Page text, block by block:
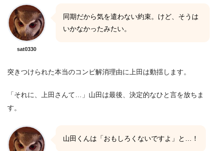
sat0330
同期だから気を遣わない約束。けど、そうは
いかなかったみたい。
突きつけられた本当のコンビ解消理由に上田は動揺します。
「それに、上田さんて…」山田は最後、決定的なひと言を放ちま
す。
山田くんは「おもしろくないですよ」と…！